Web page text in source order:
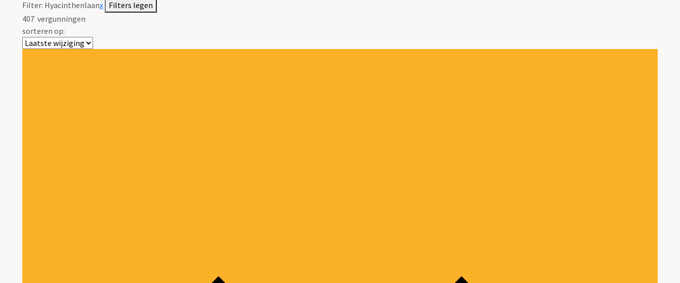
Filter: Hyacinthenlaanx Filters legen
407 vergunningen
sorteren op: